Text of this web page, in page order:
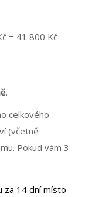
= 41 800 Kč
.
celkového
(včetně
Pokud vám 3
za 14 dní místo